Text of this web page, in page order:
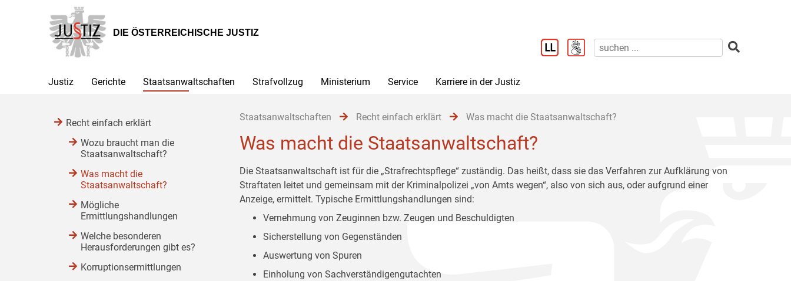
Hauptnavigation
[1]
Inhalt
[2]
Untermenü
[3]
DIE ÖSTERREICHISCHE JUSTIZ
Justiz Gerichte Staatsanwaltschaften Strafvollzug Ministerium Service Karriere in der Justiz
Staatsanwaltschaften Recht einfach erklärt Was macht die Staatsanwaltschaft?
Was macht die Staatsanwaltschaft?
Die Staatsanwaltschaft ist für die „Strafrechtspflege“ zuständig. Das heißt, dass sie das Verfahren zur Aufklärung von
Straftaten leitet und gemeinsam mit der Kriminalpolizei „von Amts wegen“, also von sich aus, oder aufgrund einer
Anzeige, ermittelt. Typische Ermittlungshandlungen sind:
Vernehmung von Zeuginnen bzw. Zeugen und Beschuldigten
Sicherstellung von Gegenständen
Auswertung von Spuren
Einholung von Sachverständigengutachten
Recht einfach erklärt
Wozu braucht man die
Staatsanwaltschaft?
Was macht die
Staatsanwaltschaft?
Mögliche
Ermittlungshandlungen
Welche besonderen
Herausforderungen gibt es?
Korruptionsermittlungen